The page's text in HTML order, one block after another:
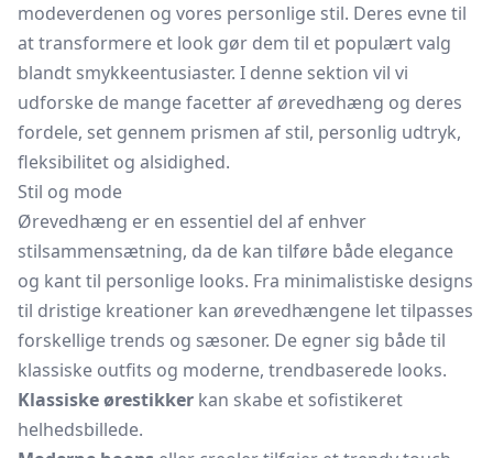
modeverdenen og vores personlige stil. Deres evne til
at transformere et look gør dem til et populært valg
blandt smykkeentusiaster. I denne sektion vil vi
udforske de mange facetter af ørevedhæng og deres
fordele, set gennem prismen af stil, personlig udtryk,
fleksibilitet og alsidighed.
Stil og mode
Ørevedhæng er en essentiel del af enhver
stilsammensætning, da de kan tilføre både elegance
og kant til personlige looks. Fra minimalistiske designs
til dristige kreationer kan ørevedhængene let tilpasses
forskellige trends og sæsoner. De egner sig både til
klassiske outfits og moderne, trendbaserede looks.
Klassiske ørestikker kan skabe et sofistikeret
helhedsbillede.